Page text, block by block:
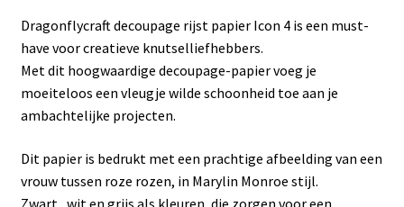
Dragonflycraft decoupage rijst papier Icon 4 is een must-
have voor creatieve knutselliefhebbers.
Met dit hoogwaardige decoupage-papier voeg je
moeiteloos een vleugje wilde schoonheid toe aan je
ambachtelijke projecten.
Dit papier is bedrukt met een prachtige afbeelding van een
vrouw tussen roze rozen, in Marylin Monroe stijl.